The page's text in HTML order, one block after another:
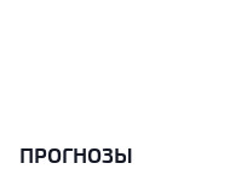
ПРОГНОЗЫ